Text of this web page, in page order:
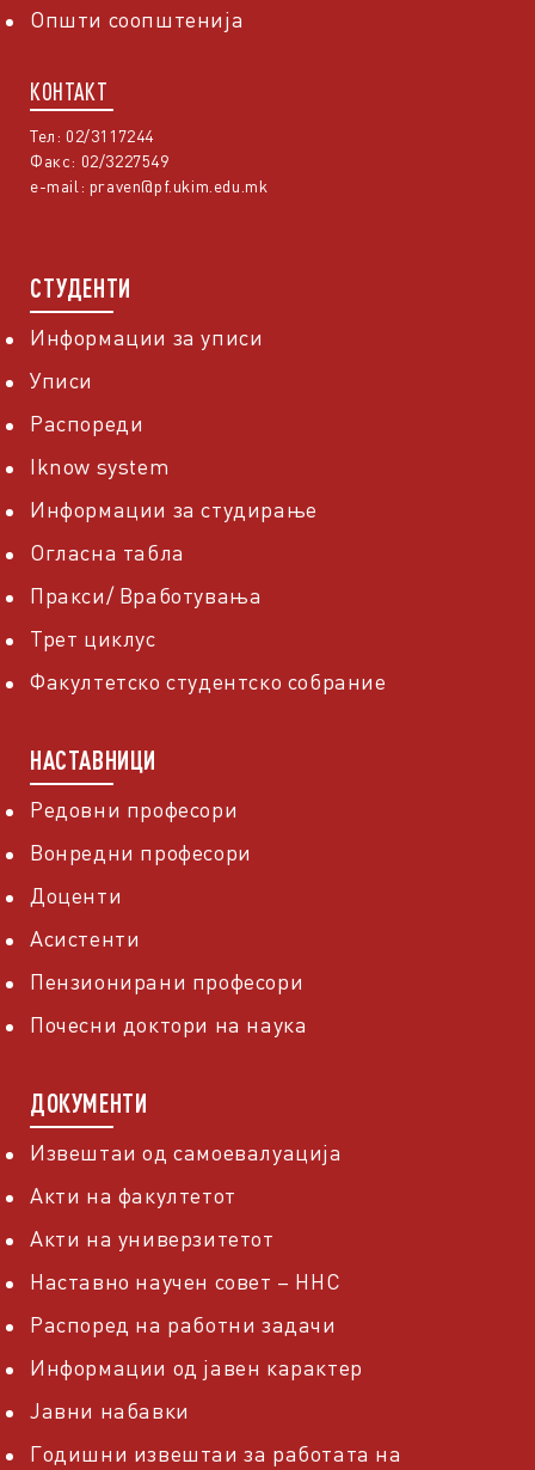
Општи соопштенија
КОНТАКТ
Тел: 02/3117244
Факс: 02/3227549
e-mail: praven@pf.ukim.edu.mk
СТУДЕНТИ
Информации за уписи
Уписи
Распореди
Iknow system
Информации за студирање
Огласна табла
Пракси/ Вработувања
Трет циклус
Факултетско студентско собрание
НАСТАВНИЦИ
Редовни професори
Вонредни професори
Доценти
Асистенти
Пензионирани професори
Почесни доктори на наука
ДОКУМЕНТИ
Извештаи од самоевалуација
Акти на факултетот
Акти на универзитетот
Наставно научен совет – ННС
Распоред на работни задачи
Информации од јавен карактер
Јавни набавки
Годишни извештаи за работата на